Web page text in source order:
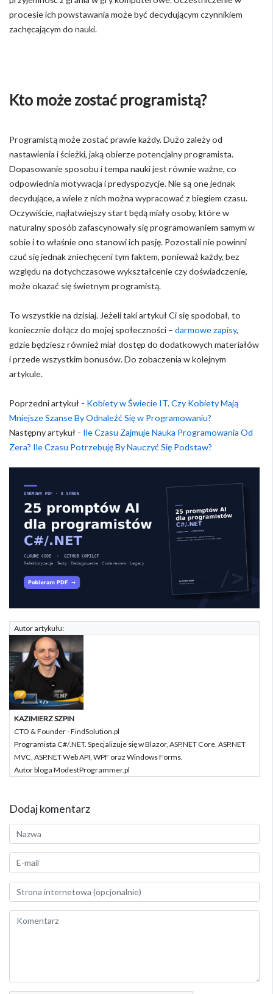
procesie ich powstawania może być decydującym czynnikiem
zachęcającym do nauki.
Kto może zostać programistą?
Programistą może zostać prawie każdy. Dużo zależy od
nastawienia i ścieżki, jaką obierze potencjalny programista.
Dopasowanie sposobu i tempa nauki jest równie ważne, co
odpowiednia motywacja i predyspozycje. Nie są one jednak
decydujące, a wiele z nich można wypracować z biegiem czasu.
Oczywiście, najłatwiejszy start będą miały osoby, które w
naturalny sposób zafascynowały się programowaniem samym w
sobie i to właśnie ono stanowi ich pasję. Pozostali nie powinni
czuć się jednak zniechęceni tym faktem, ponieważ każdy, bez
względu na dotychczasowe wykształcenie czy doświadczenie,
może okazać się świetnym programistą.
To wszystkie na dzisiaj. Jeżeli taki artykuł Ci się spodobał, to
koniecznie dołącz do mojej społeczności – darmowe zapisy,
gdzie będziesz również miał dostęp do dodatkowych materiałów
i przede wszystkim bonusów. Do zobaczenia w kolejnym
artykule.
Poprzedni artykuł - Kobiety w Świecie IT. Czy Kobiety Mają
Mniejsze Szanse By Odnaleźć Się w Programowaniu?
Następny artykuł - Ile Czasu Zajmuje Nauka Programowania Od
Zera? Ile Czasu Potrzebuję By Nauczyć Się Podstaw?
Autor artykułu:
KAZIMIERZ SZPIN
CTO & Founder - FindSolution.pl
Programista C#/.NET. Specjalizuje się w Blazor, ASP.NET Core, ASP.NET
MVC, ASP.NET Web API, WPF oraz Windows Forms.
Autor bloga ModestProgrammer.pl
Dodaj komentarz